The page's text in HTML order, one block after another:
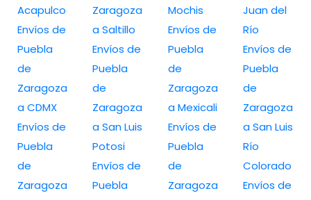
Acapulco
Envíos de
Puebla
de
Zaragoza
a CDMX
Envíos de
Puebla
de
Zaragoza
Zaragoza
a Saltillo
Envíos de
Puebla
de
Zaragoza
a San Luis
Potosi
Envíos de
Puebla
Mochis
Envíos de
Puebla
de
Zaragoza
a Mexicali
Envíos de
Puebla
de
Zaragoza
Juan del
Río
Envíos de
Puebla
de
Zaragoza
a San Luis
Río
Colorado
Envíos de